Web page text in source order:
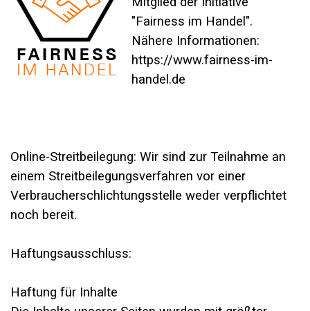
"Fairness im Handel".
Nähere Informationen:
https://www.fairness-im-
handel.de
Online-Streitbeilegung: Wir sind zur Teilnahme an
einem Streitbeilegungsverfahren vor einer
Verbraucherschlichtungsstelle weder verpflichtet
noch bereit.
Haftungsausschluss:
Haftung für Inhalte